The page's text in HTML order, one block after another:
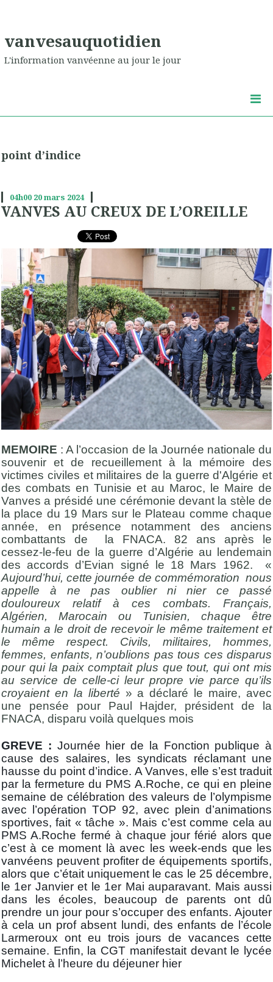
vanvesauquotidien
L'information vanvéenne au jour le jour
point d’indice
04h00 20mars 2024
VANVES AU CREUX DE L’OREILLE
MEMOIRE : A l’occasion de la Journée nationale du
souvenir et de recueillement à la mémoire des
victimes civiles et militaires de la guerre d'Algérie et
des combats en Tunisie et au Maroc, le Maire de
Vanves a présidé une cérémonie devant la stèle de
la place du 19 Mars sur le Plateau comme chaque
année, en présence notamment des anciens
combattants de la FNACA. 82 ans après le
cessez-le-feu de la guerre d’Algérie au lendemain
des accords d’Evian signé le 18 Mars 1962. «
Aujourd’hui, cette journée de commémoration nous
appelle à ne pas oublier ni nier ce passé
douloureux relatif à ces combats. Français,
Algérien, Marocain ou Tunisien, chaque être
humain a le droit de recevoir le même traitement et
le même respect. Civils, militaires, hommes,
femmes, enfants, n’oublions pas tous ces disparus
pour qui la paix comptait plus que tout, qui ont mis
au service de celle-ci leur propre vie parce qu’ils
croyaient en la liberté » a déclaré le maire, avec
une pensée pour Paul Hajder, président de la
FNACA, disparu voilà quelques mois
GREVE : Journée hier de la Fonction publique à
cause des salaires, les syndicats réclamant une
hausse du point d’indice. A Vanves, elle s’est traduit
par la fermeture du PMS A.Roche, ce qui en pleine
semaine de célébration des valeurs de l’olympisme
avec l’opération TOP 92, avec plein d’animations
sportives, fait « tâche ». Mais c’est comme cela au
PMS A.Roche fermé à chaque jour férié alors que
c’est à ce moment là avec les week-ends que les
vanvéens peuvent profiter de équipements sportifs,
alors que c’était uniquement le cas le 25 décembre,
le 1er Janvier et le 1er Mai auparavant. Mais aussi
dans les écoles, beaucoup de parents ont dû
prendre un jour pour s’occuper des enfants. Ajouter
à cela un prof absent lundi, des enfants de l’école
Larmeroux ont eu trois jours de vacances cette
semaine. Enfin, la CGT manifestait devant le lycée
Michelet à l’heure du déjeuner hier